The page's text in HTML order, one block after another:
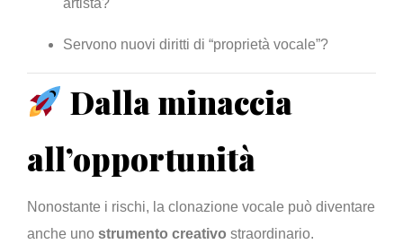
Servono nuovi diritti di “proprietà vocale”?
Dalla minaccia
all’opportunità
Nonostante i rischi, la clonazione vocale può diventare
anche uno strumento creativo straordinario.